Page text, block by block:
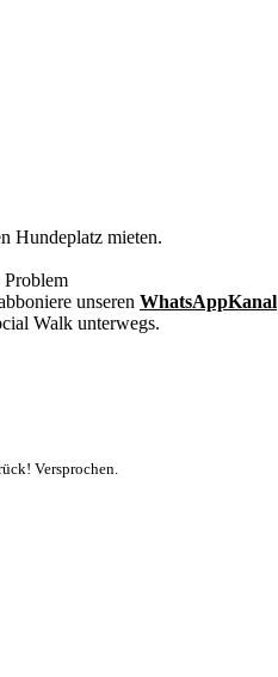
Hundeplatz mieten.
Problem
unseren WhatsAppKanal
Walk unterwegs.
Versprochen.